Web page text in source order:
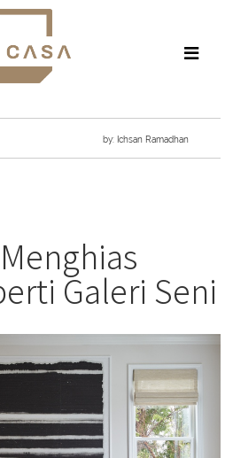
by: Ichsan Ramadhan
Galeri Seni